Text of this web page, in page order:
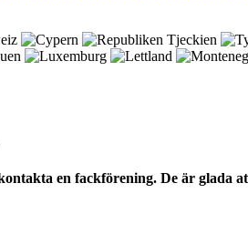
en fackförening. De är glada